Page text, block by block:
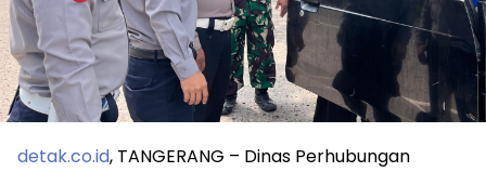
detak.co.id, TANGERANG – Dinas Perhubungan